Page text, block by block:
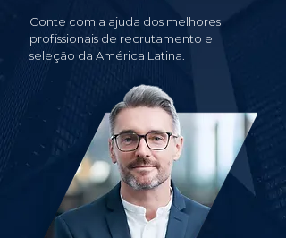
Conte com a ajuda dos melhores
profissionais de recrutamento e
seleção da América Latina.